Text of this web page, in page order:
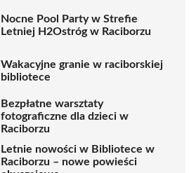
Nocne Pool Party w Strefie
Letniej H2Ostróg w Raciborzu
Wakacyjne granie w raciborskiej
bibliotece
Bezpłatne warsztaty
fotograficzne dla dzieci w
Raciborzu
Letnie nowości w Bibliotece w
Raciborzu – nowe powieści